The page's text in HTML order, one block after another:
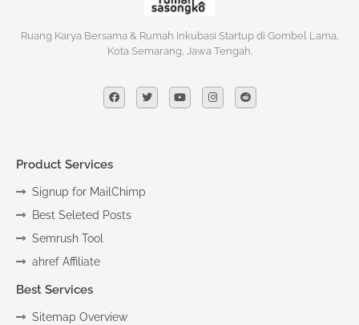
Ruang Karya Bersama & Rumah Inkubasi Startup di Gombel Lama,
Kota Semarang, Jawa Tengah.
Product Services
Signup for MailChimp
Best Seleted Posts
Semrush Tool
ahref Affiliate
Best Services
Sitemap Overview